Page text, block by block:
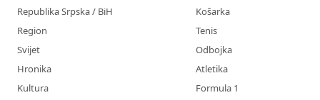
Republika Srpska / BiH
Region
Svijet
Hronika
Kultura
Košarka
Tenis
Odbojka
Atletika
Formula 1